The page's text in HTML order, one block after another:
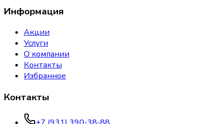
Информация
Акции
Услуги
О компании
Контакты
Избранное
Контакты